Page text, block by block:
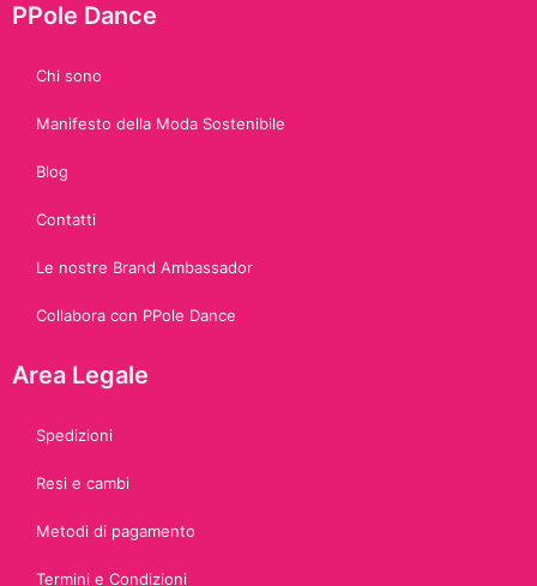
PPole Dance
Chi sono
Manifesto della Moda Sostenibile
Blog
Contatti
Le nostre Brand Ambassador
Collabora con PPole Dance
Area Legale
Spedizioni
Resi e cambi
Metodi di pagamento
Termini e Condizioni